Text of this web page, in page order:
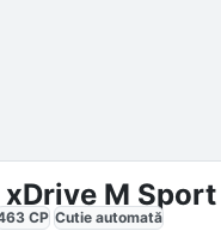
M Sport
CP Cutie automată